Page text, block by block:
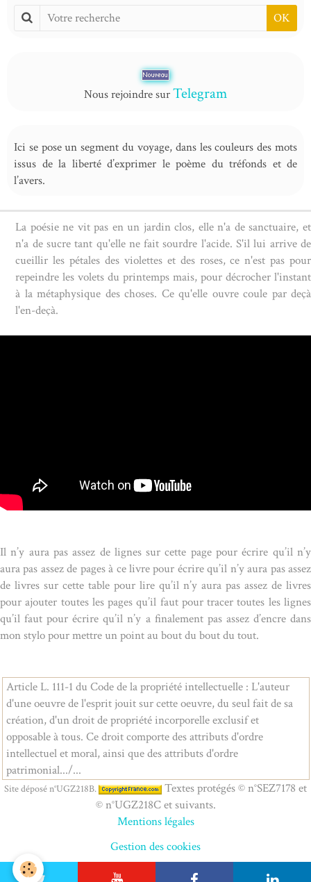
OK
Nous rejoindre surTelegram
Ici se pose un segment du voyage, dans les couleurs des mots
issus de la liberté d’exprimer le poème du tréfonds et de
l’avers.
La poésie ne vit pas en un jardin clos, elle n'a de sanctuaire, et
n'a de sucre tant qu'elle ne fait sourdre l'acide. S'il lui arrive de
cueillir les pétales des violettes et des roses, ce n'est pas pour
repeindre les volets du printemps mais, pour décrocher l'instant
à la métaphysique des choses. Ce qu'elle ouvre coule par deçà
l'en-deçà.
Il n’y aura pas assez de lignes sur cette page pour écrire qu’il n’y
aura pas assez de pages à ce livre pour écrire qu’il n’y aura pas assez
de livres sur cette table pour lire qu’il n’y aura pas assez de livres
pour ajouter toutes les pages qu’il faut pour tracer toutes les lignes
qu’il faut pour écrire qu’il n’y a finalement pas assez d’encre dans
mon stylo pour mettre un point au bout du bout du tout.
Article L. 111-1 du Code de la propriété intellectuelle : L'auteur
d'une oeuvre de l'esprit jouit sur cette oeuvre, du seul fait de sa
création, d'un droit de propriété incorporelle exclusif et
opposable à tous. Ce droit comporte des attributs d'ordre
intellectuel et moral, ainsi que des attributs d'ordre
patrimonial.../...
Site déposé n°UGZ218B.
Textes protégés © n°SEZ7178 et
© n°UGZ218C et suivants.
Mentions légales
Gestion des cookies